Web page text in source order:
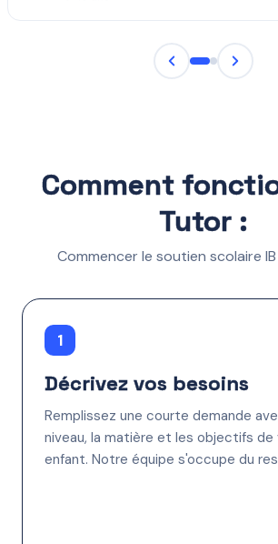
Comment
Tutor :
Commencer le soutien scolaire
1
Décrivez vos besoins
Remplissez une courte demande
niveau, la matière et les objectifs
enfant. Notre équipe s'occupe du